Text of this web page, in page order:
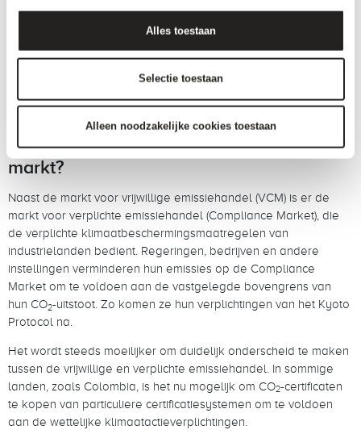
Alles toestaan
Selectie toestaan
Alleen noodzakelijke cookies toestaan
Op de vrijwillige CO
uitgegeven voor ongeveer1,8 miljard ton
CO2e). Ter vergelijking: dit is iets meer dan de jaarlijkse uitstoot
van Duitsland en Japan samen,
aldus de EU
omdat niet alle uitgegeven carbon credits al zijn aangekocht.
Wat is het verschil met de gereguleerde
markt?
Naast de markt voor vrijwillige emissiehandel (VCM) is er de
markt voor verplichte emissiehandel (Compliance Market), die
de verplichte klimaatbeschermingsmaatregelen van
industrielanden bedient. Regeringen, bedrijven en andere
instellingen verminderen hun emissies op de Compliance
Market om te voldoen aan de vastgelegde bovengrens van
hun CO2-uitstoot. Zo komen ze hun verplichtingen van het Kyoto
Protocol na.
Het wordt steeds moeilijker om duidelijk onderscheid te maken
tussen de vrijwillige en verplichte emissiehandel. In sommige
landen, zoals Colombia, is het nu mogelijk om CO2-certificaten
te kopen van particuliere certificatiesystemen om te voldoen
aan de wettelijke klimaatactieverplichtingen.